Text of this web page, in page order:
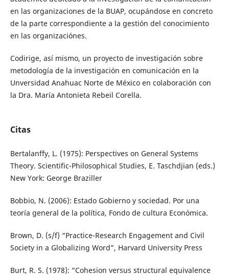
en las organizaciones de la BUAP, ocupándose en concreto
de la parte correspondiente a la gestión del conocimiento
en las organizaciónes.
Codirige, así mismo, un proyecto de investigación sobre
metodología de la investigación en comunicación en la
Unversidad Anahuac Norte de México en colaboración con
la Dra. María Antonieta Rebeil Corella.
Citas
Bertalanffy, L. (1975): Perspectives on General Systems
Theory. Scientific-Philosophical Studies, E. Taschdjian (eds.)
New York: George Braziller
Bobbio, N. (2006): Estado Gobierno y sociedad. Por una
teoría general de la política, Fondo de cultura Económica.
Brown, D. (s/f) “Practice-Research Engagement and Civil
Society in a Globalizing Word”, Harvard University Press
Burt, R. S. (1978): “Cohesion versus structural equivalence